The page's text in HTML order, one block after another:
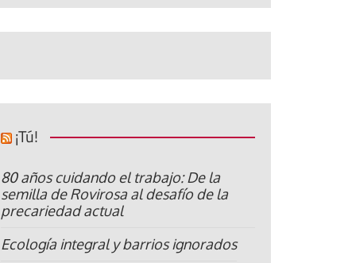
¡Tú!
80 años cuidando el trabajo: De la
semilla de Rovirosa al desafío de la
precariedad actual
Ecología integral y barrios ignorados